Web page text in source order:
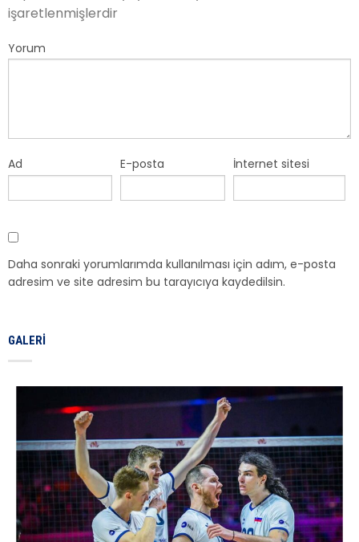
işaretlenmişlerdir
Yorum
Ad E-posta İnternet sitesi
Daha sonraki yorumlarımda kullanılması için adım, e-posta
adresim ve site adresim bu tarayıcıya kaydedilsin.
GALERI